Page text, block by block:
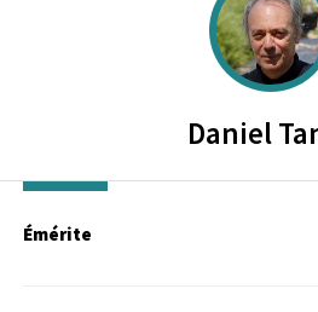
Daniel
Émérite